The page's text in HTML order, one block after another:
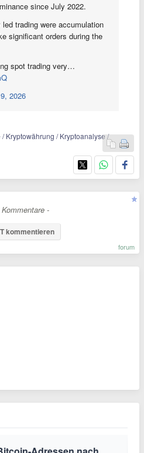
since July 2022.
trading were accumulation
significant orders during the
spot trading very…
2026
Kryptowährung / Kryptoanalyse /
-
kommentieren
forum